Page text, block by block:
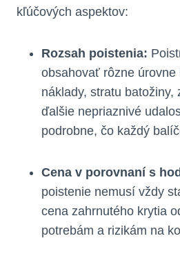
kľúčových aspektov:
Rozsah poistenia:
obsahovať rôzne
náklady, stratu batožiny,
ďalšie nepriaznivé
podrobne, čo každý
Cena v porovnaní s
poistenie nemusí vždy
cena zahrnutého krytia
potrebám a rizikám na